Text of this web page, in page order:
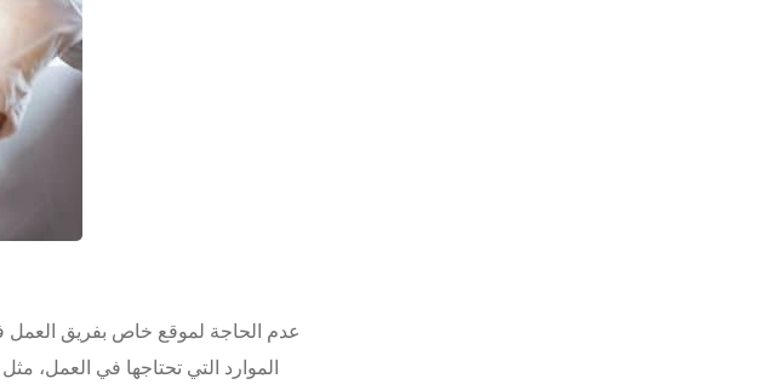
عدم الحاجة لموقع خاص بفريق العمل
الموارد التي تحتاجها في العمل،